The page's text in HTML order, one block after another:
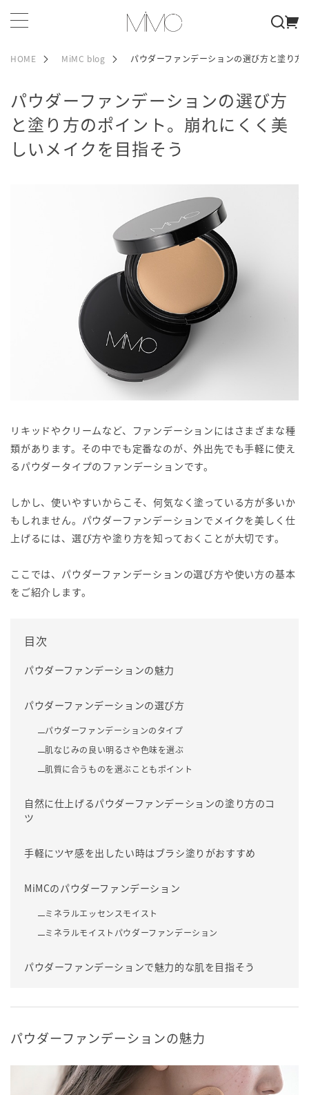
HOME MiMC blog パウダーファンデーションの選び方と塗り
パウダーファンデーションの選び方
と塗り方のポイント。崩れにくく美
しいメイクを目指そう
リキッドやクリームなど、ファンデーションにはさまざまな種
類があります。その中でも定番なのが、外出先でも手軽に使え
るパウダータイプのファンデーションです。
しかし、使いやすいからこそ、何気なく塗っている方が多いか
もしれません。パウダーファンデーションでメイクを美しく仕
上げるには、選び方や塗り方を知っておくことが大切です。
ここでは、パウダーファンデーションの選び方や使い方の基本
をご紹介します。
目次
パウダーファンデーションの魅力
パウダーファンデーションの選び方
パウダーファンデーションのタイプ
肌なじみの良い明るさや色味を選ぶ
肌質に合うものを選ぶこともポイント
自然に仕上げるパウダーファンデーションの塗り方のコ
ツ
手軽にツヤ感を出したい時はブラシ塗りがおすすめ
MiMCのパウダーファンデーション
ミネラルエッセンスモイスト
ミネラルモイストパウダーファンデーション
パウダーファンデーションで魅力的な肌を目指そう
パウダーファンデーションの魅力